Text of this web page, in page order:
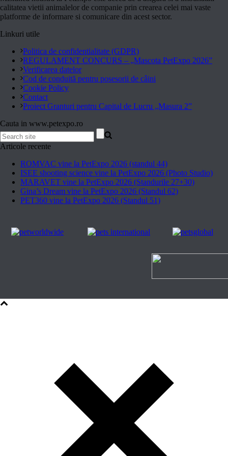
calitatea vietii animalelor de companie prin crearea celei mai vaste
platforme de informare si comunicare din acest sector.
Linkuri utile
Politica de confidentialitate (GDPR)
REGULAMENT CONCURS – „Mascota PetExpo 2026”
Verificarea datelor
Cod de conduită pentru posesorii de câini
Cookie Policy
Contact
Proiect Granturi pentru Capital de Lucru „Masura 2”
Cauta in www.petexpo.ro
Articole recente
ROMVAC vine la PetExpo 2026 (standul 44)
ISEE shooting science vine la PetExpo 2026 (Photo Studio)
MARAVET vine la PetExpo 2026 (Standurile 27+30)
Gina’s Dream vine la PetExpo 2026 (Standul 62)
PET360 vine la PetExpo 2026 (Standul 51)